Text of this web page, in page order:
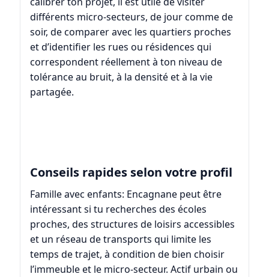
différents micro-secteurs, de jour comme de
soir, de comparer avec les quartiers proches
et d’identifier les rues ou résidences qui
correspondent réellement à ton niveau de
tolérance au bruit, à la densité et à la vie
partagée.
Conseils rapides selon votre profil
Famille avec enfants: Encagnane peut être
intéressant si tu recherches des écoles
proches, des structures de loisirs accessibles
et un réseau de transports qui limite les
temps de trajet, à condition de bien choisir
l’immeuble et le micro-secteur. Actif urbain ou